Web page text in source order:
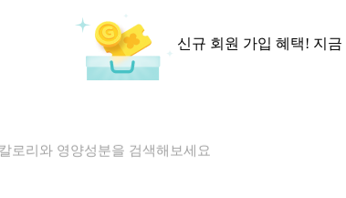
신규 회원 가입 혜택! 지금
칼로리와 영양성분을 검색해보세요